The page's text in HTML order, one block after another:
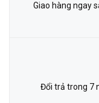
Giao hàng ngay
Đổi trả trong 7